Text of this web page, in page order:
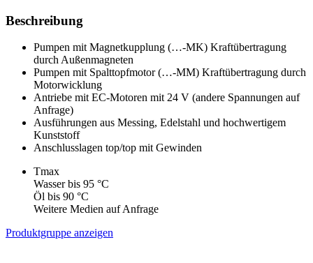
Beschreibung
Pumpen mit Magnetkupplung (…-MK) Kraftübertragung
durch Außenmagneten
Pumpen mit Spalttopfmotor (…-MM) Kraftübertragung durch
Motorwicklung
Antriebe mit EC-Motoren mit 24 V (andere Spannungen auf
Anfrage)
Ausführungen aus Messing, Edelstahl und hochwertigem
Kunststoff
Anschlusslagen top/top mit Gewinden
Tmax
Wasser bis 95 °C
Öl bis 90 °C
Weitere Medien auf Anfrage
Produktgruppe anzeigen